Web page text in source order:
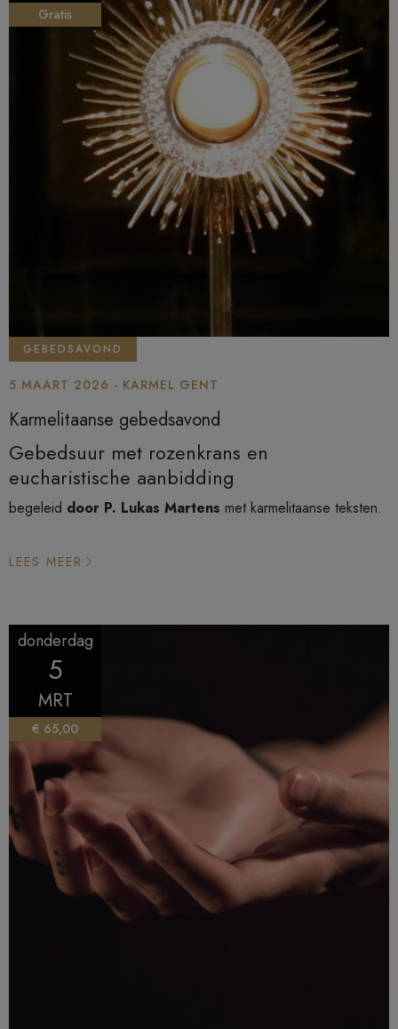
Gratis
GEBEDSAVOND
5 MAART 2026 - KARMEL GENT
Karmelitaanse gebedsavond
Gebedsuur met rozenkrans en
eucharistische aanbidding
begeleid door P. Lukas Martens met karmelitaanse teksten.
LEES MEER
donderdag
5
MRT
€ 65,00